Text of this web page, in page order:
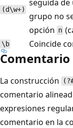
(d\w+)
seguida de
grupo no
opción n
\b Coincide
La construcción
comentario
expresiones
comentario en la